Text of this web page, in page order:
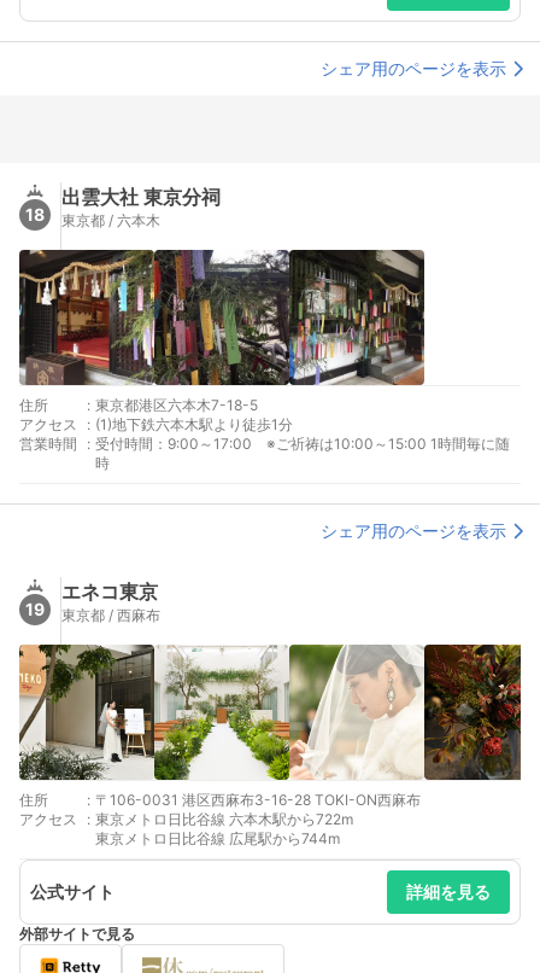
シェア用のページを表示
18
出雲大社 東京分祠
東京都 / 六本木
住所 : 東京都港区六本木7-18-5
アクセス
: (1)地下鉄六本木駅より徒歩1分
営業時間
: 受付時間：9:00～17:00 ※ご祈祷は10:00～15:00 1時間毎に随
時
シェア用のページを表示
19
エネコ東京
東京都 / 西麻布
住所 : 〒106-0031 港区西麻布3-16-28 TOKI-ON西麻布
アクセス
: 東京メトロ日比谷線 六本木駅から722m
東京メトロ日比谷線 広尾駅から744m
公式サイト 詳細を見る
外部サイトで見る